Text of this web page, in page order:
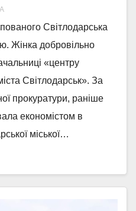
Світлодарська
Жінка добровільно
«центру
Світлодарськ». За
прокуратури, раніше
економістом в
міської…